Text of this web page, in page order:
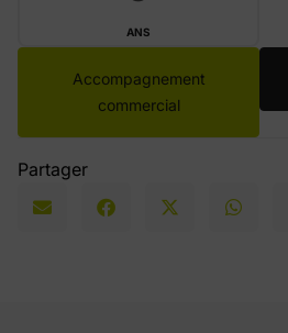
ANS
Accompagnement
commercial
Partager